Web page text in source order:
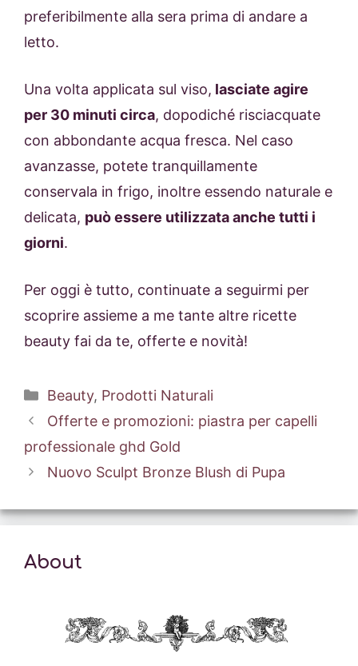
preferibilmente alla sera prima di andare a
letto.
Una volta applicata sul viso, lasciate agire
per 30 minuti circa, dopodiché risciacquate
con abbondante acqua fresca. Nel caso
avanzasse, potete tranquillamente
conservala in frigo, inoltre essendo naturale e
delicata, può essere utilizzata anche tutti i
giorni.
Per oggi è tutto, continuate a seguirmi per
scoprire assieme a me tante altre ricette
beauty fai da te, offerte e novità!
Categorie
Beauty, Prodotti Naturali
Offerte e promozioni: piastra per capelli
professionale ghd Gold
Nuovo Sculpt Bronze Blush di Pupa
About